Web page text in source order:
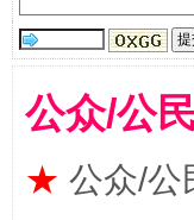
公众/公
★ 公众/公